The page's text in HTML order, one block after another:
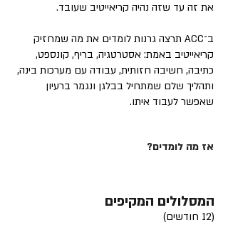
את זה עד שזה נהיה קריאייטיב שעובד.
ב־ACC תרצה גרנות לומדים את מה שמחזיק
קריאייטיב באמת: אסטרטגיה, בריף, קונספט,
כתיבה, חשיבה חזותית, עבודה עם מערכות בינה,
ותהליך שלם שמתחיל בבלגן ונגמר ברעיון
שאפשר לעבוד איתו.
אז מה לומדים?
המסלולים המקיפים
(12 חודשים)